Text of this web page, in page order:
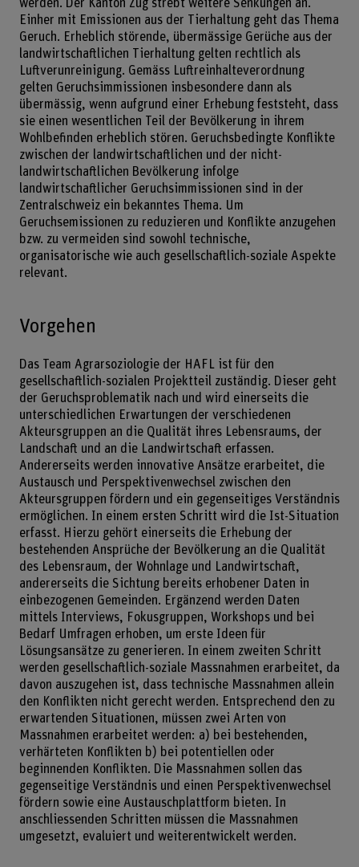
werden. Der Kanton Zug strebt weitere Senkungen an.
Einher mit Emissionen aus der Tierhaltung geht das Thema
Geruch. Erheblich störende, übermässige Gerüche aus der
landwirtschaftlichen Tierhaltung gelten rechtlich als
Luftverunreinigung. Gemäss Luftreinhalteverordnung
gelten Geruchsimmissionen insbesondere dann als
übermässig, wenn aufgrund einer Erhebung feststeht, dass
sie einen wesentlichen Teil der Bevölkerung in ihrem
Wohlbefinden erheblich stören. Geruchsbedingte Konflikte
zwischen der landwirtschaftlichen und der nicht-
landwirtschaftlichen Bevölkerung infolge
landwirtschaftlicher Geruchsimmissionen sind in der
Zentralschweiz ein bekanntes Thema. Um
Geruchsemissionen zu reduzieren und Konflikte anzugehen
bzw. zu vermeiden sind sowohl technische,
organisatorische wie auch gesellschaftlich-soziale Aspekte
relevant.
Vorgehen
Das Team Agrarsoziologie der HAFL ist für den
gesellschaftlich-sozialen Projektteil zuständig. Dieser geht
der Geruchsproblematik nach und wird einerseits die
unterschiedlichen Erwartungen der verschiedenen
Akteursgruppen an die Qualität ihres Lebensraums, der
Landschaft und an die Landwirtschaft erfassen.
Andererseits werden innovative Ansätze erarbeitet, die
Austausch und Perspektivenwechsel zwischen den
Akteursgruppen fördern und ein gegenseitiges Verständnis
ermöglichen. In einem ersten Schritt wird die Ist-Situation
erfasst. Hierzu gehört einerseits die Erhebung der
bestehenden Ansprüche der Bevölkerung an die Qualität
des Lebensraum, der Wohnlage und Landwirtschaft,
andererseits die Sichtung bereits erhobener Daten in
einbezogenen Gemeinden. Ergänzend werden Daten
mittels Interviews, Fokusgruppen, Workshops und bei
Bedarf Umfragen erhoben, um erste Ideen für
Lösungsansätze zu generieren. In einem zweiten Schritt
werden gesellschaftlich-soziale Massnahmen erarbeitet, da
davon auszugehen ist, dass technische Massnahmen allein
den Konflikten nicht gerecht werden. Entsprechend den zu
erwartenden Situationen, müssen zwei Arten von
Massnahmen erarbeitet werden: a) bei bestehenden,
verhärteten Konflikten b) bei potentiellen oder
beginnenden Konflikten. Die Massnahmen sollen das
gegenseitige Verständnis und einen Perspektivenwechsel
fördern sowie eine Austauschplattform bieten. In
anschliessenden Schritten müssen die Massnahmen
umgesetzt, evaluiert und weiterentwickelt werden.